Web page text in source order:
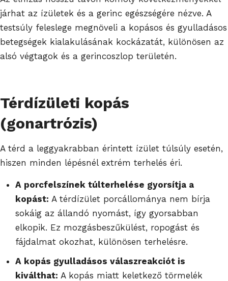
járhat az ízületek és a gerinc egészségére nézve. A
testsúly feleslege megnöveli a kopásos és gyulladásos
betegségek kialakulásának kockázatát, különösen az
alsó végtagok és a gerincoszlop területén.
Térdízületi kopás
(gonartrózis)
A térd a leggyakrabban érintett ízület túlsúly esetén,
hiszen minden lépésnél extrém terhelés éri.
A porcfelszínek túlterhelése gyorsítja a
kopást: A térdízület porcállománya nem bírja
sokáig az állandó nyomást, így gyorsabban
elkopik. Ez mozgásbeszűkülést, ropogást és
fájdalmat okozhat, különösen terhelésre.
A kopás gyulladásos válaszreakciót is
kiválthat: A kopás miatt keletkező törmelék